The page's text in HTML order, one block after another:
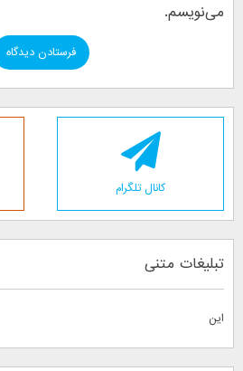
می‌نویسم.
کانال تلگرام
تبلیغات متنی
این